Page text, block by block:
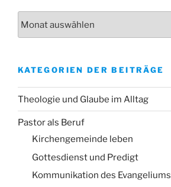
KATEGORIEN DER BEITRÄGE
Theologie und Glaube im Alltag
Pastor als Beruf
Kirchengemeinde leben
Gottesdienst und Predigt
Kommunikation des Evangeliums